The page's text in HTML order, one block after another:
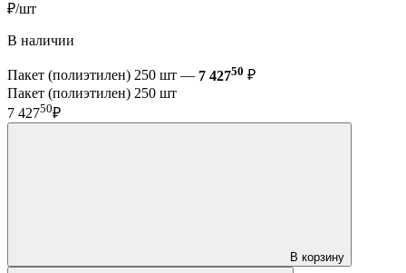
₽/шт
В наличии
Пакет (полиэтилен) 250 шт — 7 42750 ₽
Пакет (полиэтилен) 250 шт
7 42750₽
В корзину